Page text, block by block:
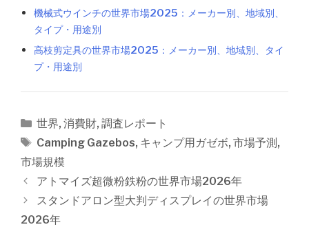
機械式ウインチの世界市場2025：メーカー別、地域別、
タイプ・用途別
高枝剪定具の世界市場2025：メーカー別、地域別、タイ
プ・用途別
カ
テ
ゴ
リ
ー
世界, 消費財, 調査レポート
タ
グ
Camping Gazebos, キャンプ用ガゼボ, 市場予測 ,
市場規模
投
稿
ナ
アトマイズ超微粉鉄粉の世界市場2026年
スタンドアロン型大判ディスプレイの世界市場
2026年